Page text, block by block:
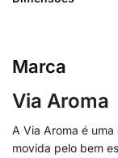
Marca
Via Aroma
A Via Aroma é
movida pelo bem